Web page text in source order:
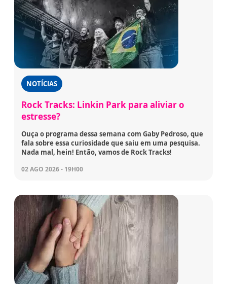
NOTÍCIAS
Rock Tracks: Linkin Park para aliviar o
estresse?
Ouça o programa dessa semana com Gaby Pedroso, que
fala sobre essa curiosidade que saiu em uma pesquisa.
Nada mal, hein! Então, vamos de Rock Tracks!
02 AGO 2026 - 19H00